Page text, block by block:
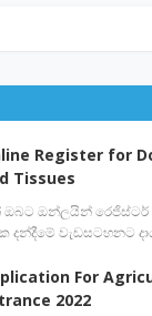
Register for
Tissues
ඔබට ඔන්ලයින්
දන්දීමේ වැඩසටහනට
For
2022